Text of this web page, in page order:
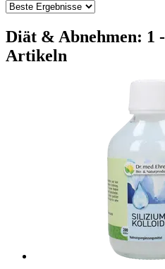
Diät & Abnehmen: 1
Artikeln